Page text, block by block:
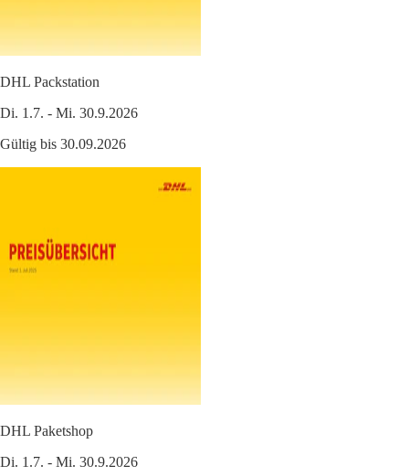
DHL Packstation
Di. 1.7. - Mi. 30.9.2026
Gültig bis 30.09.2026
DHL Paketshop
Di. 1.7. - Mi. 30.9.2026